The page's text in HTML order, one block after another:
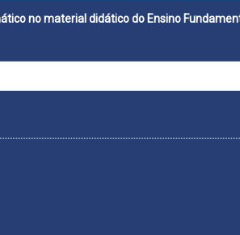
dramático no material